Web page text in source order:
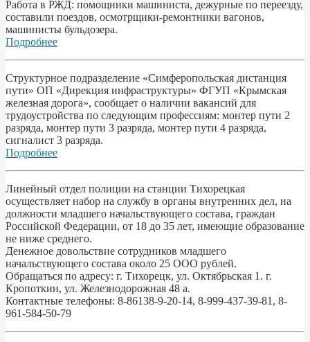
Работа в РЖД: помощники машиниста, дежурные по переезду,
составили поездов, осмотрщики-ремонтники вагонов,
машинисты бульдозера.
Подробнее
Структурное подразделение «Симферопольская дистанция
пути» ОП «Дирекция инфраструктуры» ФГУП «Крымская
железная дорога», сообщает о наличии вакансий для
трудоустройства по следующим профессиям: монтер пути 2
разряда, монтер пути 3 разряда, монтер пути 4 разряда,
сигналист 3 разряда.
Подробнее
Линейный отдел полиции на станции Тихорецкая
осуществляет набор на службу в органы внутренних дел, на
должности младшего начальствующего состава, граждан
Российской Федерации, от 18 до 35 лет, имеющие образование
не ниже среднего.
Денежное довольствие сотрудников младшего
начальствующего состава около 25 ООО рублей.
Обращаться по адресу: г. Тихорецк, ул. Октябрьская 1. г.
Кропоткин, ул. Железнодорожная 48 а.
Контактные телефоны: 8-86138-9-20-14, 8-999-437-39-81, 8-
961-584-50-79